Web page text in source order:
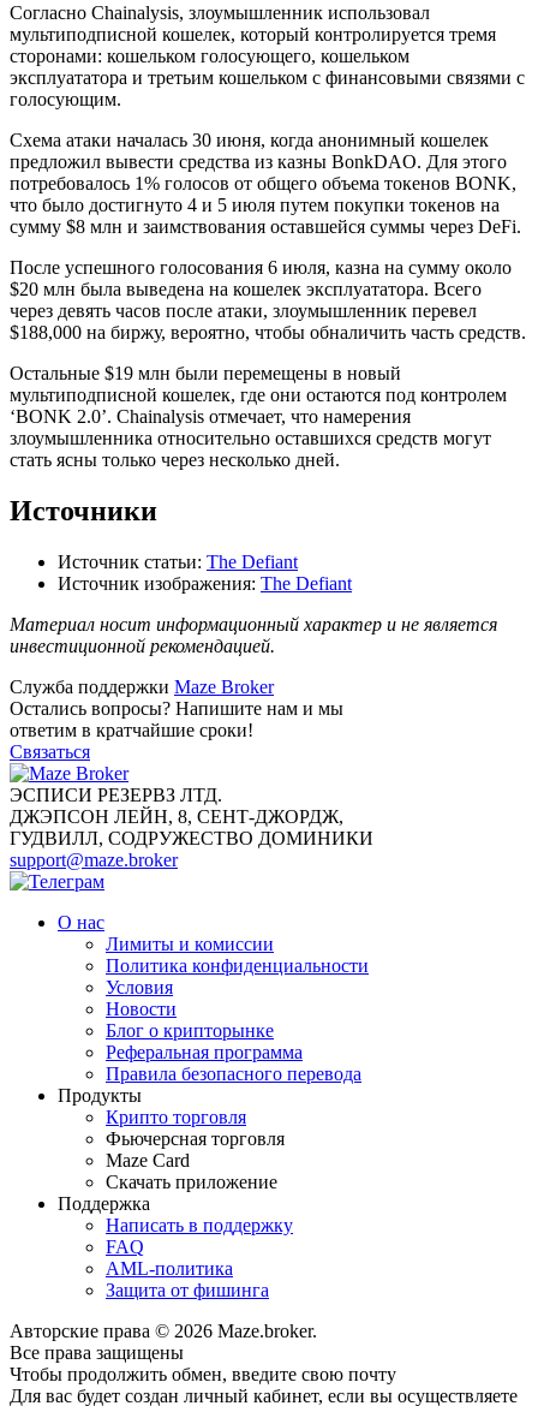
Согласно Chainalysis, злоумышленник использовал
мультиподписной кошелек, который контролируется тремя
сторонами: кошельком голосующего, кошельком
эксплуататора и третьим кошельком с финансовыми связями с
голосующим.
Схема атаки началась 30 июня, когда анонимный кошелек
предложил вывести средства из казны BonkDAO. Для этого
потребовалось 1% голосов от общего объема токенов BONK,
что было достигнуто 4 и 5 июля путем покупки токенов на
сумму $8 млн и заимствования оставшейся суммы через DeFi.
После успешного голосования 6 июля, казна на сумму около
$20 млн была выведена на кошелек эксплуататора. Всего
через девять часов после атаки, злоумышленник перевел
$188,000 на биржу, вероятно, чтобы обналичить часть средств.
Остальные $19 млн были перемещены в новый
мультиподписной кошелек, где они остаются под контролем
‘BONK 2.0’. Chainalysis отмечает, что намерения
злоумышленника относительно оставшихся средств могут
стать ясны только через несколько дней.
Источники
Источник статьи: The Defiant
Источник изображения: The Defiant
Материал носит информационный характер и не является
инвестиционной рекомендацией.
Служба поддержки Maze Broker
Остались вопросы? Напишите нам и мы
ответим в кратчайшие сроки!
Связаться
ЭСПИСИ РЕЗЕРВЗ ЛТД.
ДЖЭПСОН ЛЕЙН, 8, СЕНТ-ДЖОРДЖ,
ГУДВИЛЛ, СОДРУЖЕСТВО ДОМИНИКИ
support@maze.broker
О нас
Лимиты и комиссии
Политика конфиденциальности
Условия
Новости
Блог о крипторынке
Реферальная программа
Правила безопасного перевода
Продукты
Крипто торговля
Фьючерсная торговля
Maze Card
Скачать приложение
Поддержка
Написать в поддержку
FAQ
AML-политика
Защита от фишинга
Авторские права © 2026 Maze.broker.
Все права защищены
Чтобы продолжить обмен, введите свою почту
Для вас будет создан личный кабинет, если вы осуществляете